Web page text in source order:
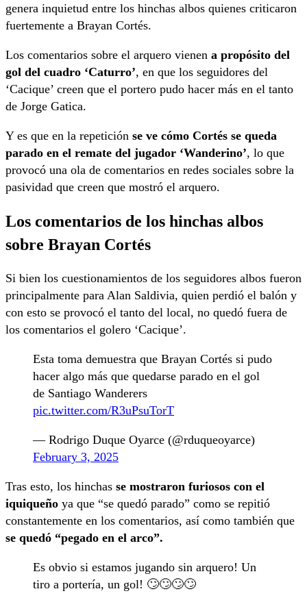
genera inquietud entre los hinchas albos quienes criticaron
fuertemente a Brayan Cortés.
Los comentarios sobre el arquero vienen a propósito del
gol del cuadro ‘Caturro’, en que los seguidores del
‘Cacique’ creen que el portero pudo hacer más en el tanto
de Jorge Gatica.
Y es que en la repetición se ve cómo Cortés se queda
parado en el remate del jugador ‘Wanderino’, lo que
provocó una ola de comentarios en redes sociales sobre la
pasividad que creen que mostró el arquero.
Los comentarios de los hinchas albos
sobre Brayan Cortés
Si bien los cuestionamientos de los seguidores albos fueron
principalmente para Alan Saldivia, quien perdió el balón y
con esto se provocó el tanto del local, no quedó fuera de
los comentarios el golero ‘Cacique’.
Esta toma demuestra que Brayan Cortés si pudo
hacer algo más que quedarse parado en el gol
de Santiago Wanderers
pic.twitter.com/R3uPsuTorT
— Rodrigo Duque Oyarce (@rduqueoyarce)
February 3, 2025
Tras esto, los hinchas se mostraron furiosos con el
iquiqueño ya que “se quedó parado” como se repitió
constantemente en los comentarios, así como también que
se quedó “pegado en el arco”.
Es obvio si estamos jugando sin arquero! Un
tiro a portería, un gol! 🙄🙄🙄🙄